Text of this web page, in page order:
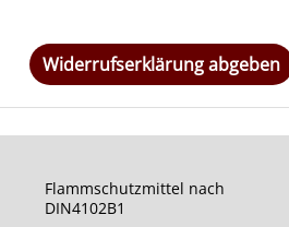
Widerrufserklärung abgeben
Flammschutzmittel nach
DIN4102B1